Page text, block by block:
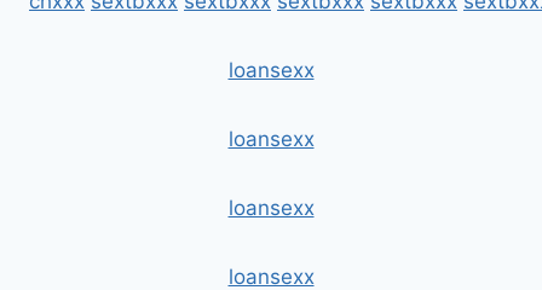
loansexx
loansexx
loansexx
loansexx